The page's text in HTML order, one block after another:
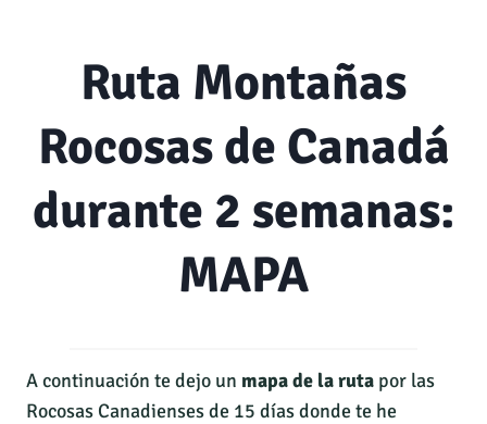
Ruta Montañas
Rocosas de Canadá
durante 2 semanas:
MAPA
A continuación te dejo un mapa de la ruta por las
Rocosas Canadienses de 15 días donde te he